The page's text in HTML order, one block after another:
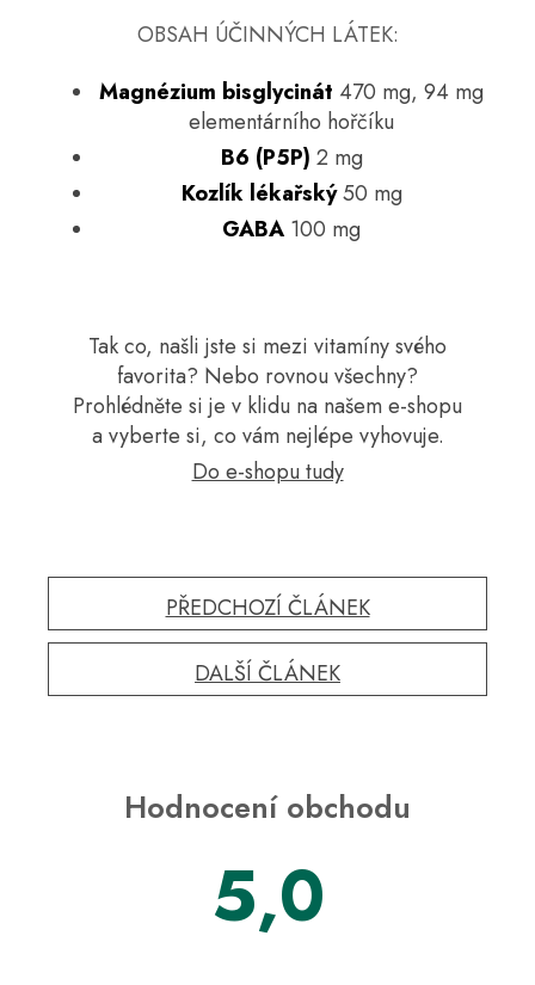
OBSAH ÚČINNÝCH LÁTEK:
Magnézium bisglycinát 470 mg, 94 mg
elementárního hořčíku
B6 (P5P) 2 mg
Kozlík lékařský50 mg
GABA 100 mg
Tak co, našli jste si mezi vitamíny svého
favorita? Nebo rovnou všechny?
Prohlédněte si je v klidu na našem e-shopu
a vyberte si, co vám nejlépe vyhovuje.
Do e-shopu tudy
PŘEDCHOZÍ ČLÁNEK
DALŠÍ ČLÁNEK
Hodnocení obchodu
5,0